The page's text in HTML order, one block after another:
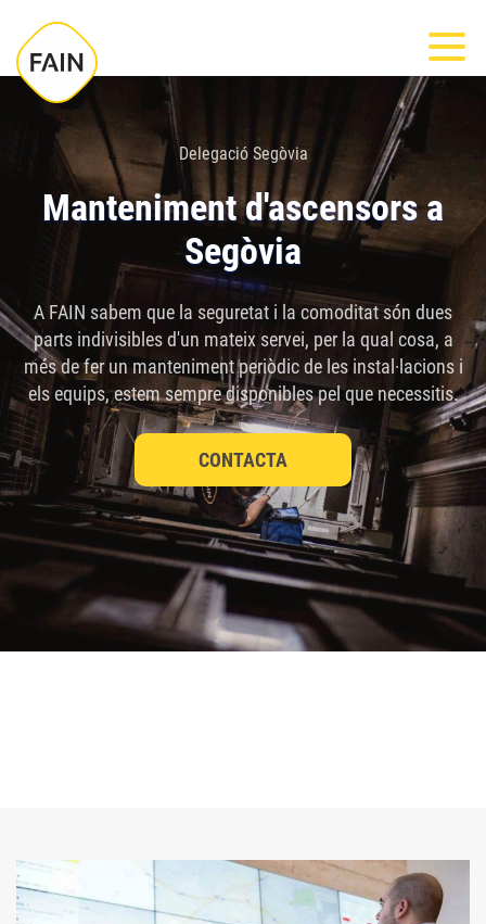
este
sitio
sistema
Delegació Segòvia
Manteniment d'ascensors a
Segòvia
A FAIN sabem que la seguretat i la comoditat són dues
parts indivisibles d'un mateix servei, per la qual cosa, a
més de fer un manteniment periòdic de les instal·lacions i
els equips, estem sempre disponibles pel que necessitis.
CONTACTA